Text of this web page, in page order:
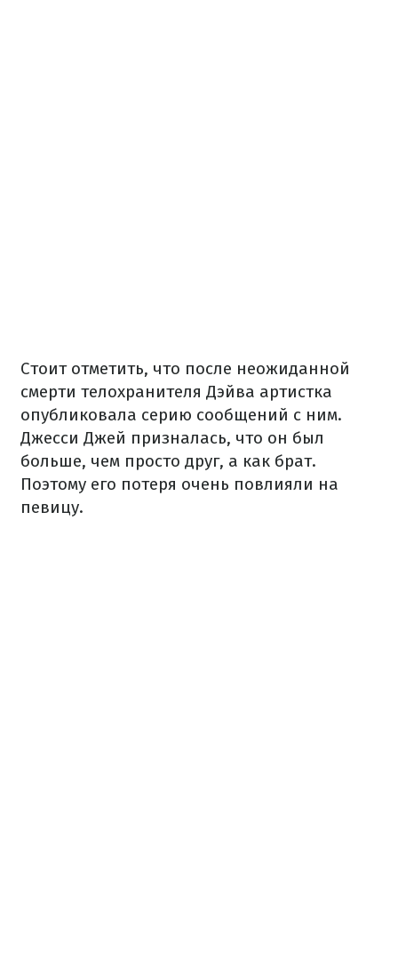
Стоит отметить, что после неожиданной
смерти телохранителя Дэйва артистка
опубликовала серию сообщений с ним.
Джесси Джей призналась, что он был
больше, чем просто друг, а как брат.
Поэтому его потеря очень повлияли на
певицу.